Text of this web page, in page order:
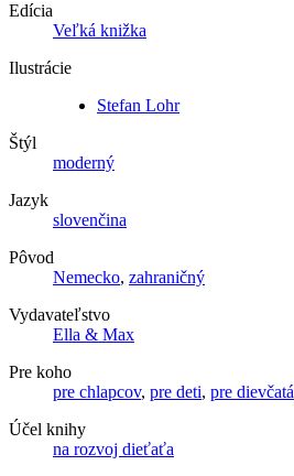
Edícia
Veľká knižka
Ilustrácie
Stefan Lohr
Štýl
moderný
Jazyk
slovenčina
Pôvod
Nemecko, zahraničný
Vydavateľstvo
Ella & Max
Pre koho
pre chlapcov, pre deti, pre dievčatá
Účel knihy
na rozvoj dieťaťa